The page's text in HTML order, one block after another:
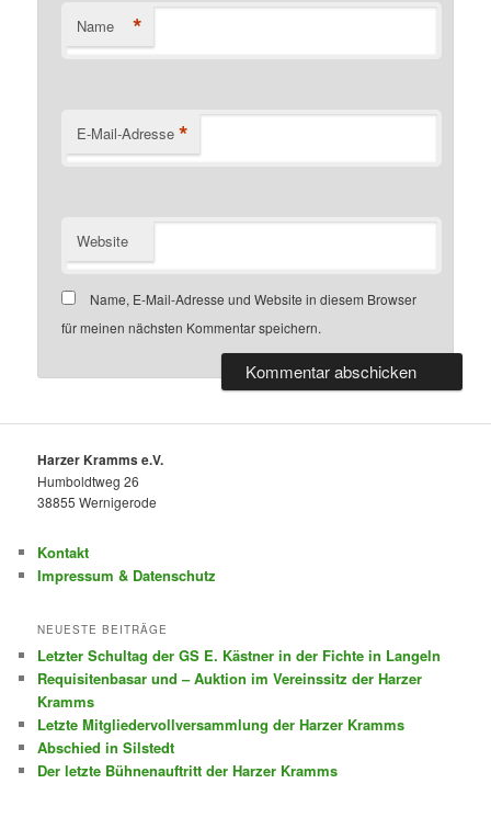
Name *
E-Mail-Adresse *
Website
Name, E-Mail-Adresse und Website in diesem Browser
für meinen nächsten Kommentar speichern.
Harzer Kramms e.V.
Humboldtweg 26
38855 Wernigerode
Kontakt
Impressum & Datenschutz
NEUESTE BEITRÄGE
Letzter Schultag der GS E. Kästner in der Fichte in Langeln
Requisitenbasar und – Auktion im Vereinssitz der Harzer
Kramms
Letzte Mitgliedervollversammlung der Harzer Kramms
Abschied in Silstedt
Der letzte Bühnenauftritt der Harzer Kramms